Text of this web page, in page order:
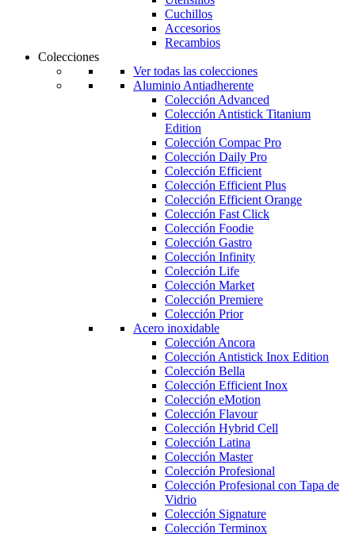
Cuchillos
Accesorios
Recambios
Colecciones
Ver todas las colecciones
Aluminio Antiadherente
Colección Advanced
Colección Antistick Titanium
Edition
Colección Compac Pro
Colección Daily Pro
Colección Efficient
Colección Efficient Plus
Colección Efficient Orange
Colección Fast Click
Colección Foodie
Colección Gastro
Colección Infinity
Colección Life
Colección Market
Colección Premiere
Colección Prior
Acero inoxidable
Colección Ancora
Colección Antistick Inox Edition
Colección Bella
Colección Efficient Inox
Colección eMotion
Colección Flavour
Colección Hybrid Cell
Colección Latina
Colección Master
Colección Profesional
Colección Profesional con Tapa de
Vidrio
Colección Signature
Colección Terminox